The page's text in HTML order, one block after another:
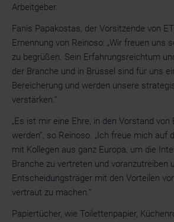
Arbeitgeber.
Fanis Papakostas, der Vorsitzende von
Ernennung von Reinoso: „Wir freuen uns
zu begrüßen. Sein Erfahrungsreichtum
der Branche und in Brüssel sind für uns
Bereicherung und werden unsere
verstärken.“
„Es ist mir eine Ehre, in den Vorstand von
werden”, so Reinoso. „Ich freue mich auf
mit Kollegen aus ganz Europa, um die
Branche zu vertreten und voranzutreiben
Entscheidungsträger mit den Vorteilen
vertraut zu machen.“
Papiertücher, wie Toilettenpapier,